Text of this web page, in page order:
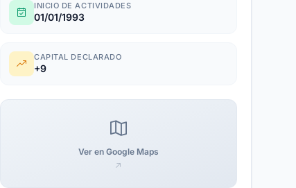
INICIO DE ACTIVIDADES
01/01/1993
CAPITAL DECLARADO
+9
Ver en Google Maps